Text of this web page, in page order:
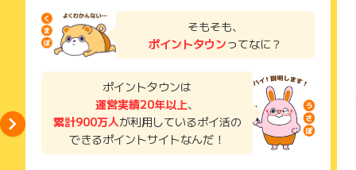
ださい。
各サービス・お買い物に掲載されている獲得条件を必ずよくお
読みください。
了などのメールは、ポイント獲得するまで必ず保管してくださ
獲得待ち・獲得失敗の状態でお問い合わせされる際に、該当の
メールを送っていただく場合がございます。
そのため、紛失・破棄された場合は対応いたしかねますので、
ご注意ください。
り、急遽終了となる場合がございます。
広告に遷移しない場合は掲載が終了となっておりポイントが獲
得できませんので、ご注意くださいませ。
そもそも、
ポイントタウンってなに？
ポイントタウンは
運営実績20年以上、
累計900万人が利用しているポイ活の
できるポイントサイトなんだ！